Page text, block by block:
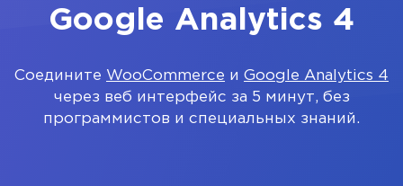
Google Analytics 4
Соедините WooCommerce и Google Analytics 4
через веб интерфейс за 5 минут, без
программистов и специальных знаний.